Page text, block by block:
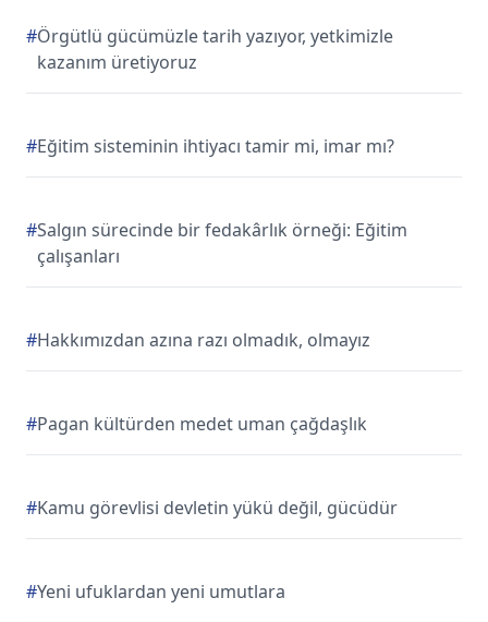
#Örgütlü gücümüzle tarih yazıyor, yetkimizle
kazanım üretiyoruz
#Eğitim sisteminin ihtiyacı tamir mi, imar mı?
#Salgın sürecinde bir fedakârlık örneği: Eğitim
çalışanları
#Hakkımızdan azına razı olmadık, olmayız
#Pagan kültürden medet uman çağdaşlık
#Kamu görevlisi devletin yükü değil, gücüdür
#Yeni ufuklardan yeni umutlara